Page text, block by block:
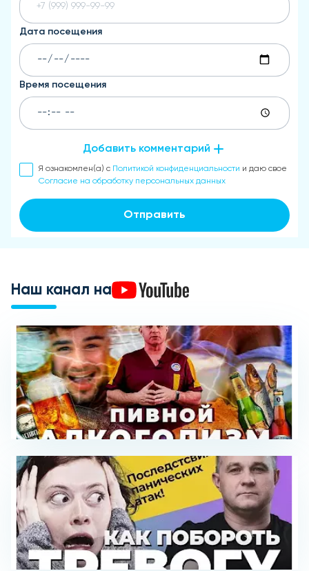
Дата посещения
Время посещения
Добавить комментарий
Я ознакомлен(а) с Политикой конфиденциальности и даю свое
Согласие на обработку персональных данных
Отправить
Наш канал на